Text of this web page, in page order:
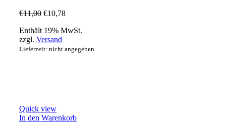
€11,00 €10,78
Enthält 19% MwSt.
zzgl. Versand
Lieferzeit: nicht angegeben
Quick view
In den Warenkorb